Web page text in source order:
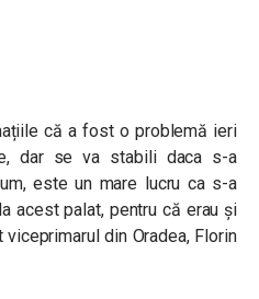
că a fost o problemă ieri
dar se va stabili daca s-a
este un mare lucru ca s-a
acest palat, pentru că erau și
din Oradea, Florin